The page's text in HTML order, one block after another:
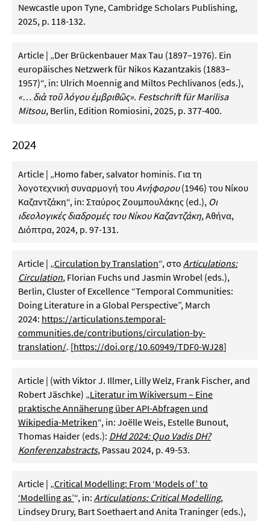
Newcastle upon Tyne, Cambridge Scholars Publishing,
2025, p. 118-132.
Article | „Der Brückenbauer Max Tau (1897–1976). Ein
europäisches Netzwerk für Nikos Kazantzakis (1883–
1957)“, in: Ulrich Moennig and Miltos Pechlivanos (eds.),
«… διὰ τοῦ λόγου ἐμβριθῶς». Festschrift für Marilisa
Mitsou, Berlin, Edition Romiosini, 2025, p. 377-400.
2024
Article | „Homo faber, salvator hominis. Για τη
λογοτεχνική συναρμογή τουΑνήφορου(1946) του Νίκου
Καζαντζάκη“, in: Σταύρος Ζουμπουλάκης (ed.), Οι
ιδεολογικές διαδρομές του Νίκου Καζαντζάκη, Αθήνα,
Διόπτρα, 2024, p. 97-131.
Article | „Circulation by Translation“, στο Articulations:
Circulation, Florian Fuchs und Jasmin Wrobel (eds.),
Berlin, Cluster of Excellence “Temporal Communities:
Doing Literature in a Global Perspective”, March
2024: https://articulations.temporal-
communities.de/contributions/circulation-by-
translation/. [https://doi.org/10.60949/TDF0-WJ28]
Article | (with Viktor J. Illmer, Lilly Welz, Frank Fischer, and
Robert Jäschke) „Literatur im Wikiversum – Eine
praktische Annäherung über API-Abfragen und
Wikipedia-Metriken“, in: Joëlle Weis, Estelle Bunout,
Thomas Haider (eds.): DHd 2024: Quo Vadis DH?
Konferenzabstracts, Passau 2024, p. 49-53.
Article | „Critical Modelling: From ‘Models of’ to
‘Modelling as’“, in: Articulations: Critical Modelling,
Lindsey Drury, Bart Soethaert and Anita Traninger (eds.),